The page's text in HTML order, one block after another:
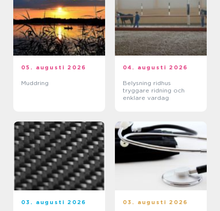
05. augusti 2026
Muddring
04. augusti 2026
Belysning ridhus
tryggare ridning och
enklare vardag
03. augusti 2026 03. augusti 2026